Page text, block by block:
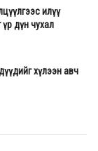
харсаар
Л.Оюун-
илүү
дүн чухал
хүлээн авч